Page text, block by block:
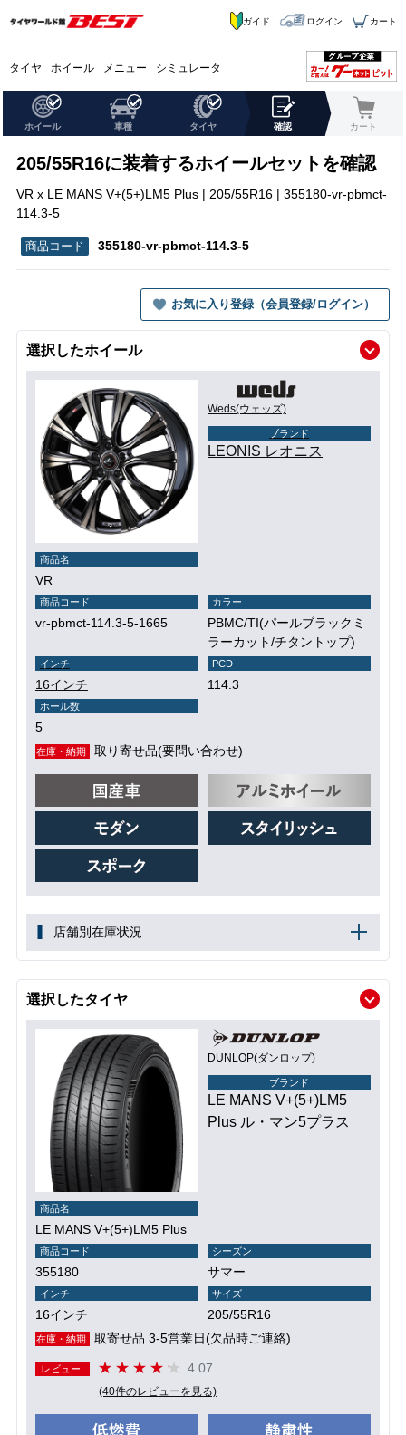
タイヤ ホイール メニュー シミュレータ
ガイド ログイン カート
ホイール 車種 タイヤ 確認 カート
205/55R16に装着するホイールセットを確認
VR x LE MANS V+(5+)LM5 Plus | 205/55R16 | 355180-vr-pbmct-
114.3-5
355180-vr-pbmct-114.3-5
お気に入り登録（会員登録/ログイン）
選択したホイール
Weds(ウェッズ)
ブランド
LEONIS レオニス
商品名
VR
商品コード
vr-pbmct-114.3-5-1665
カラー
PBMC/TI(パールブラックミ
ラーカット/チタントップ)
インチ
16インチ
PCD
114.3
ホール数
5
在庫・納期 取り寄せ品(要問い合わせ)
店舗別在庫状況
選択したタイヤ
DUNLOP(ダンロップ)
ブランド
LE MANS V+(5+)LM5
Plus ル・マン5プラス
商品名
LE MANS V+(5+)LM5 Plus
商品コード
355180
シーズン
サマー
インチ
16インチ
サイズ
205/55R16
在庫・納期 取寄せ品 3-5営業日(欠品時ご連絡)
レビュー 4.07
(40件のレビューを見る)